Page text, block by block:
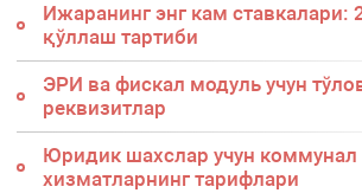
Ижаранинг энг кам ставкалари:
қўллаш тартиби
ЭРИ ва фискал модуль учун
реквизитлар
Юридик шахслар учун коммунал
хизматларнинг тарифлари